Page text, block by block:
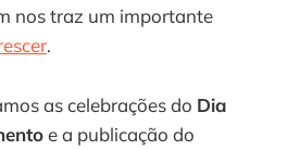
nos traz um importante
.
as celebrações do Dia
e a publicação do